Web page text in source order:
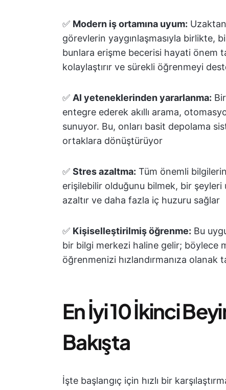
✅ Modern iş ortamına uyum:
görevlerin yaygınlaşmasıyla birlikte,
bunlara erişme becerisi hayati önem
kolaylaştırır ve sürekli öğrenmeyi
✅ AI yeteneklerinden yararlanma:
entegre ederek akıllı arama,
sunuyor. Bu, onları basit depolama
ortaklara dönüştürüyor
✅ Stres azaltma: Tüm önemli
erişilebilir olduğunu bilmek, bir şeyleri
azaltır ve daha fazla iç huzuru sağlar
✅ Kişiselleştirilmiş öğrenme: Bu
bir bilgi merkezi haline gelir; böylece
öğrenmenizi hızlandırmanıza olanak
En İyi 10 İkinci
Bakışta
İşte başlangıç için hızlı bir